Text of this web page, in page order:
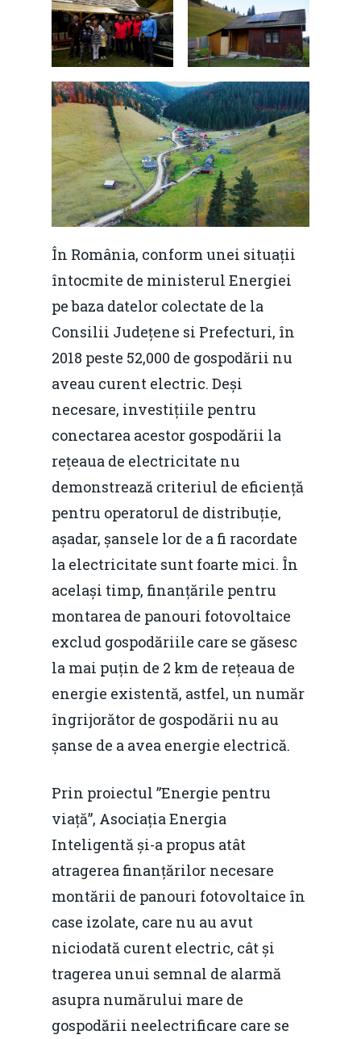
În România, conform unei situații
întocmite de ministerul Energiei
pe baza datelor colectate de la
Consilii Județene si Prefecturi, în
2018 peste 52,000 de gospodării nu
aveau curent electric. Deși
necesare, investițiile pentru
conectarea acestor gospodării la
rețeaua de electricitate nu
demonstrează criteriul de eficiență
pentru operatorul de distribuție,
așadar, șansele lor de a fi racordate
la electricitate sunt foarte mici. În
același timp, finanțările pentru
montarea de panouri fotovoltaice
exclud gospodăriile care se găsesc
la mai puțin de 2 km de rețeaua de
energie existentă, astfel, un număr
îngrijorător de gospodării nu au
șanse de a avea energie electrică.
Prin proiectul ”Energie pentru
viață”, Asociația Energia
Inteligentă și-a propus atât
atragerea finanțărilor necesare
montării de panouri fotovoltaice în
case izolate, care nu au avut
niciodată curent electric, cât și
tragerea unui semnal de alarmă
asupra numărului mare de
gospodării neelectrificare care se
Home
Noutăți
Despre
Evenimente
Foto
Modelul economic
România – orizont
resurselor naturale
Piaţa gazelor naturale:
concurenţă.
Soluții de
IMM
Rolul băncilor în
IMM
Redresare vs.
Fiscalitate pentru o
Durabilă
Video
Marea Neagră în Noua
economie
Economie
Video Forum Marea
EM360 Talk
Contact
Daniel Apostol